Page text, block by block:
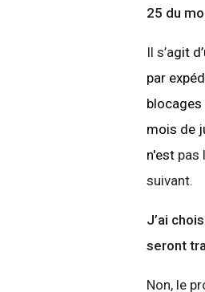
25 du
Il s’agit
par
blocages
mois de
n'est pas
suivant.
J’ai
seront
Non, le